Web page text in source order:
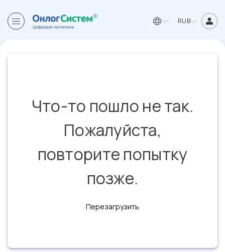
RUB
Что-то пошло не так.
Пожалуйста,
повторите попытку
позже.
Перезагрузить